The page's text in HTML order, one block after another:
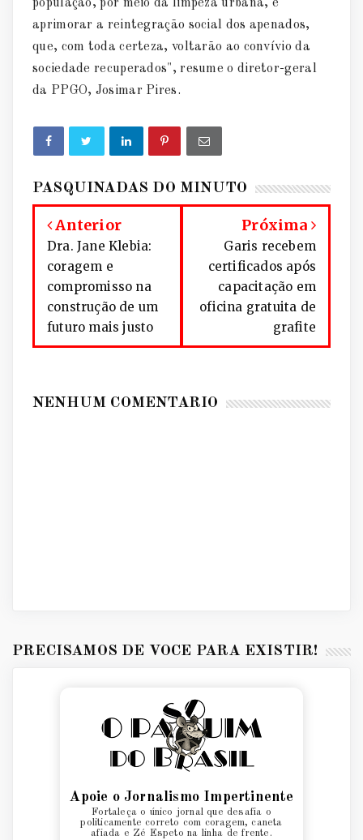
população, por meio da limpeza urbana, e
aprimorar a reintegração social dos apenados,
que, com toda certeza, voltarão ao convívio da
sociedade recuperados", resume o diretor-geral
da PPGO, Josimar Pires.
PASQUINADAS DO MINUTO
Anterior
Dra. Jane Klebia:
coragem e
compromisso na
construção de um
futuro mais justo
Próxima
Garis recebem
certificados após
capacitação em
oficina gratuita de
grafite
NENHUM COMENTÁRIO
PRECISAMOS DE VOCÊ PARA EXISTIR!
Apoie o Jornalismo Impertinente
Fortaleça o único jornal que desafia o
politicamente correto com coragem, caneta
afiada e Zé Espeto na linha de frente.